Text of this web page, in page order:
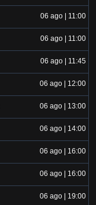
06 ago | 11:00
06 ago | 11:00
06 ago | 11:45
06 ago | 12:00
06 ago | 13:00
06 ago | 14:00
06 ago | 16:00
06 ago | 16:00
06 ago | 19:00